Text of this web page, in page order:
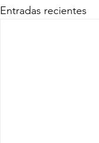
Entradas recientes